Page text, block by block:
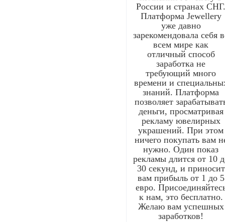
России и странах
Платформа Jewellery
уже давно
зарекомендовала себя
всем мире как
отличный способ
заработка не
требующий много
времени и
знаний. Платформа
позволяет
деньги, просматривая
рекламу ювелирных
украшений. При этом
ничего покупать вам
нужно. Один показ
рекламы длится от 10
30 секунд, и приносит
вам прибыль от 1 до 5
евро.
к нам, это бесплатно.
Желаю вам успешных
заработков!